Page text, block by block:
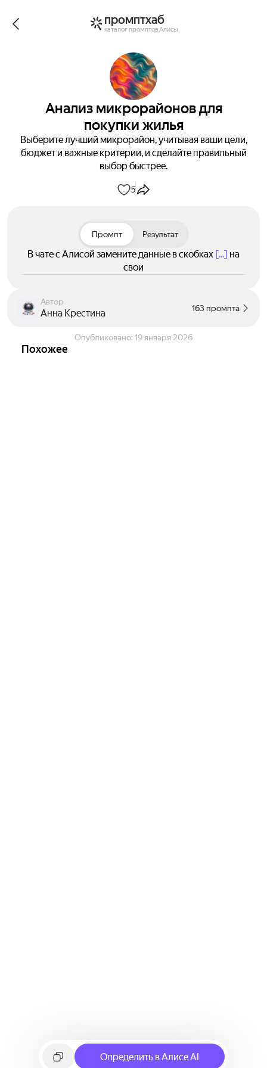
промптхаб
каталог промптов Алисы
Анализ микрорайонов для
покупки жилья
Выберите лучший микрорайон, учитывая ваши цели,
бюджет и важные критерии, и сделайте правильный
выбор быстрее.
5
Промпт Результат
В чате с Алисой замените данные в скобках [...] на
свои
Автор
Анна Крестина 163 промпта
Опубликовано: 19 января 2026
Похожее
Определить в Алисе AI